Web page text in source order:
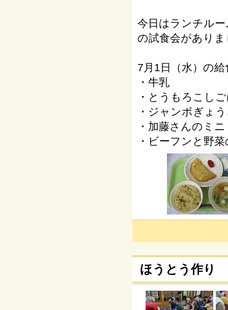
今日はランチル
の試食会があり
7月1日（水）の給
・牛乳
・とうもろこし
・ジャンボぎょ
・加藤さんのミ
・ビーフンと野
ほうとう作り